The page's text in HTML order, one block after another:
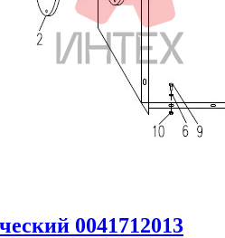
0041712013